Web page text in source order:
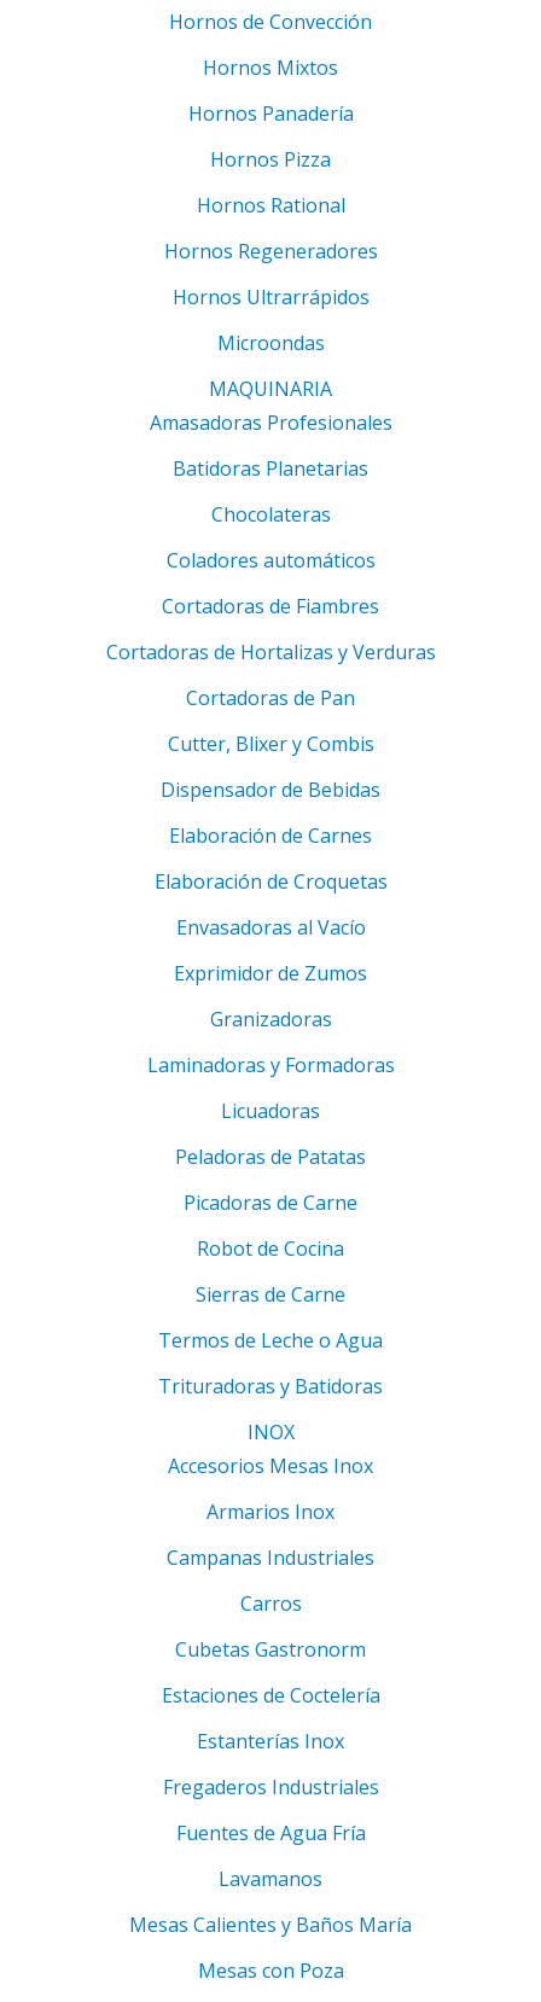
Hornos de Convección
Hornos Mixtos
Hornos Panadería
Hornos Pizza
Hornos Rational
Hornos Regeneradores
Hornos Ultrarrápidos
Microondas
MAQUINARIA
Amasadoras Profesionales
Batidoras Planetarias
Chocolateras
Coladores automáticos
Cortadoras de Fiambres
Cortadoras de Hortalizas y Verduras
Cortadoras de Pan
Cutter, Blixer y Combis
Dispensador de Bebidas
Elaboración de Carnes
Elaboración de Croquetas
Envasadoras al Vacío
Exprimidor de Zumos
Granizadoras
Laminadoras y Formadoras
Licuadoras
Peladoras de Patatas
Picadoras de Carne
Robot de Cocina
Sierras de Carne
Termos de Leche o Agua
Trituradoras y Batidoras
INOX
Accesorios Mesas Inox
Armarios Inox
Campanas Industriales
Carros
Cubetas Gastronorm
Estaciones de Coctelería
Estanterías Inox
Fregaderos Industriales
Fuentes de Agua Fría
Lavamanos
Mesas Calientes y Baños María
Mesas con Poza